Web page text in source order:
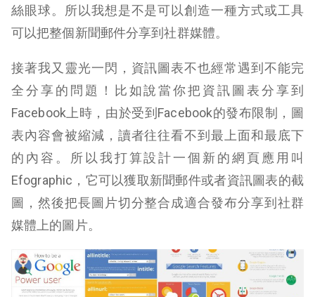
絲眼球。所以我想是不是可以創造一種方式或工具
可以把整個新聞郵件分享到社群媒體。
接著我又靈光一閃，資訊圖表不也經常遇到不能完
全分享的問題！比如說當你把資訊圖表分享到
Facebook上時，由於受到Facebook的發布限制，圖
表內容會被縮減，讀者往往看不到最上面和最底下
的內容。所以我打算設計一個新的網頁應用叫
Efographic，它可以獲取新聞郵件或者資訊圖表的截
圖，然後把長圖片切分整合成適合發布分享到社群
媒體上的圖片。